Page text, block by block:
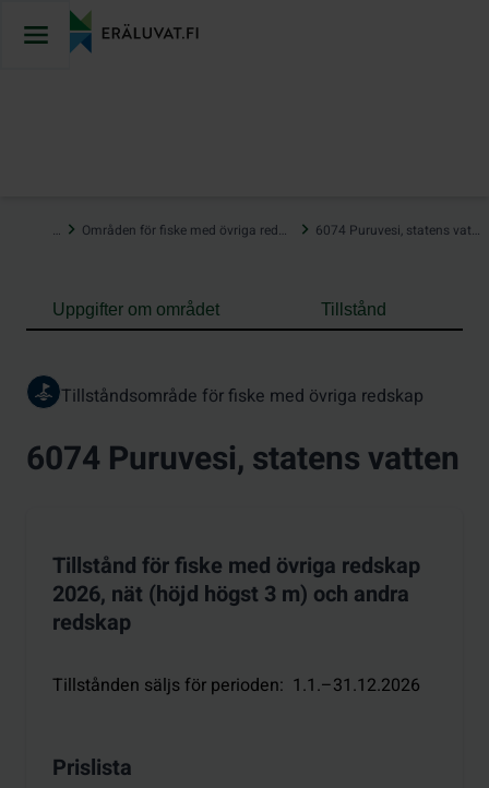
… Områden för fiske med övriga redskap 6074 Puruvesi, statens vatten
Uppgifter om området Tillstånd
Tillståndsområde för fiske med övriga redskap
6074 Puruvesi, statens vatten
Tillstånd för fiske med övriga redskap
2026, nät (höjd högst 3 m) och andra
redskap
Tillstånden säljs för perioden: 1.1.–31.12.2026
Prislista